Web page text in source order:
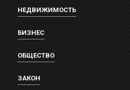
НЕДВИЖИМОСТЬ
БИЗНЕС
ОБЩЕСТВО
ЗАКОН